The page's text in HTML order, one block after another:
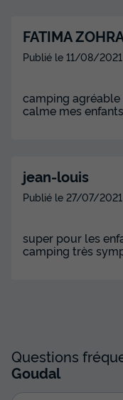
FATIMA
Publié le 11/08/2021
camping
calme mes
jean-louis
Publié le 27/07/2021
super pour les
camping très
Questions
Goudal